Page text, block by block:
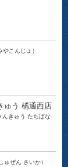
やこんじょ）
ゅう 橘通西店
んきゅう たちばな
ゅぜん さいか）